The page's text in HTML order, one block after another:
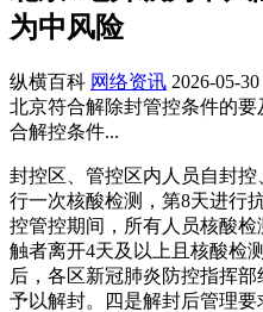
为中风险
纵横百科 网络资讯 2026-05-
北京符合解除封管控条件的
合解控条件...
封控区、管控区内人员自封
行一次核酸检测，第8天进行
控管控期间，所有人员核酸
触者离开4天及以上且核酸检
后，各区新冠肺炎防控指挥
予以解封。四是解封后管理要